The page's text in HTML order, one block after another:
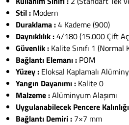
Stil : Modern
Duraklama :4 Kademe (900)
Daynıklılık :4/180 (15.000 Çift
Güvenlik : Kalite Sınıfı 1 (Normal
Bağlantı Elemanı : POM
Yüzey : Eloksal Kaplamalı
Yangın Dayanımı : Kalite 0
Malzeme :Alüminyum Alaşımı
Uygulanabilecek Pencere
Bağlantı Demiri : 7×7 mm